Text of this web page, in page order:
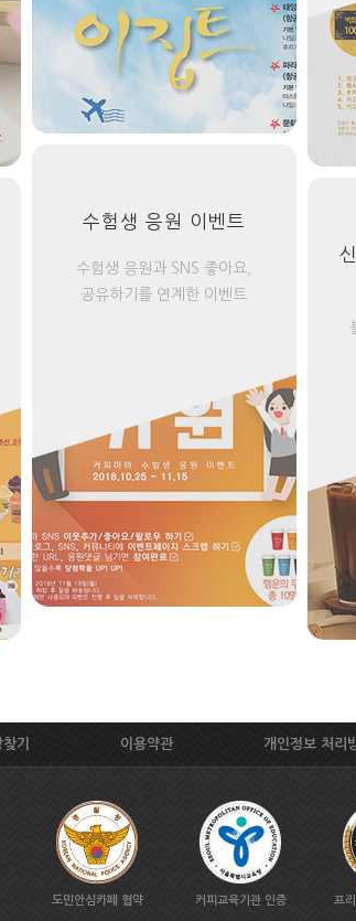
수험생 응원 이벤트
수험생 응원과 SNS 좋아요,
공유하기를 연계한 이벤트
기 이용약관 개인정보 처리
도민안심카페 협약 커피교육기관 인증 프